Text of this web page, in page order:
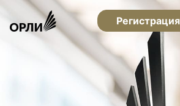
Регистрация